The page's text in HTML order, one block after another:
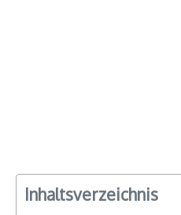
Inhaltsverzeichnis